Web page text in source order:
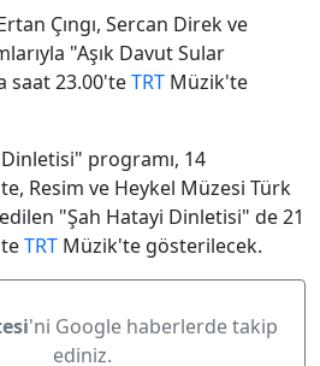
Çıngı, Sercan Direk ve
"Aşık Davut Sular
saat 23.00'teTRT Müzik'te
programı, 14
Resim ve Heykel Müzesi Türk
"Şah Hatayi Dinletisi" de 21
TRT Müzik'te gösterilecek.
'ni Google haberlerde takip
ediniz.